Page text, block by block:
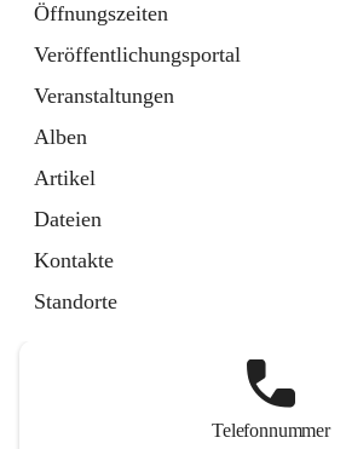
Öffnungszeiten
Veröffentlichungsportal
Veranstaltungen
Alben
Artikel
Dateien
Kontakte
Standorte
Telefonnummer